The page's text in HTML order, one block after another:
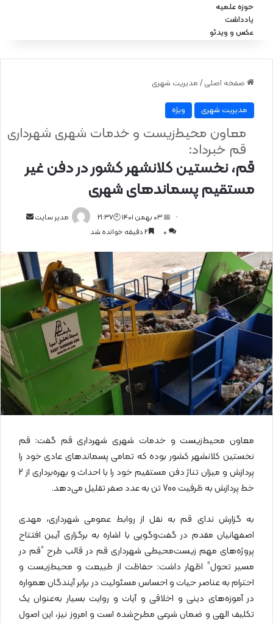
حوزه علمیه
یادداشت
عکس و ویدئو
صفحه اصلی / مدیریت شهری
مدیریت شهری ویژه
قم، نخستین کلانشهر کشور در دفن غیر
مستقیم پسماندهای شهری
معاون محیط‌زیست و خدمات شهری شهرداری
قم خبرداد:
مدیر سایت
ا
ل
م
ل
📅 03 بهمن 1401 🕙21:37
0
معاون محیط‌زیست و خدمات شهری شهرداری قم گفت: قم
نخستین کلانشهر کشور بوده که تمامی پسماندهای عادی خود را
پردازش و میزان تناژ دفن مستقیم خود را با احداث و بهره‌برداری از 2
خط پردازش به ظرفیت 700 تن به عدد صفر تقلیل می‌دهد.
به گزارش ندای قم به نقل از روابط عمومی شهرداری، مهدی
اصفهانیان مقدم در گفت‌وگویی با اشاره به برگزاری آیین افتتاح
پروژه‌های مهم زیست‌محیطی شهرداری قم در قالب طرح “قم در
مسیر تحول” اظهار داشت: حفاظت از طبیعت و محیط‌زیست و
احترام به عناصر حیات و احساس مسئولیت در برابر آیندگان همواره
در آموزه‌های دینی و اخلاقی و آیات و روایت بسیار به‌عنوان یک
تکلیف الهی و ضمان شرعی مطرح‌شده است و امروز نیز، این اصول